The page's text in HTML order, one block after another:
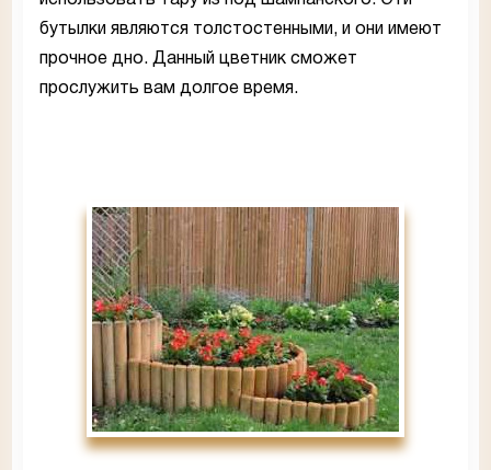
бутылки являются толстостенными, и они имеют
прочное дно. Данный цветник сможет
прослужить вам долгое время.